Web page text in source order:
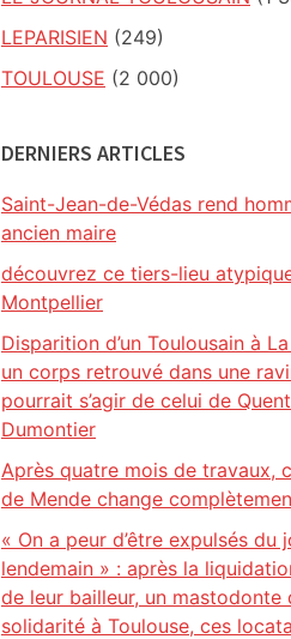
LEPARISIEN (249)
TOULOUSE (2 000)
DERNIERS ARTICLES
Saint-Jean-de-Védas rend
ancien maire
découvrez ce tiers-lieu
Montpellier
Disparition d’un Toulousain à
un corps retrouvé dans une
pourrait s’agir de celui de
Dumontier
Après quatre mois de travaux,
de Mende change
« On a peur d’être expulsés du
lendemain » : après la
de leur bailleur, un mastodonte
solidarité à Toulouse, ces